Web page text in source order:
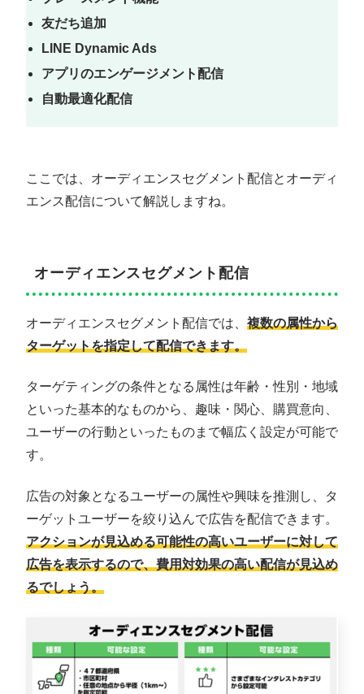
友だち追加
LINE Dynamic Ads
アプリのエンゲージメント配信
自動最適化配信
ここでは、オーディエンスセグメント配信とオーディ
エンス配信について解説しますね。
オーディエンスセグメント配信
オーディエンスセグメント配信では、 複数の属性から
ターゲットを指定して配信できます。
ターゲティングの条件となる属性は年齢・性別・地域
といった基本的なものから、趣味・関心、購買意向、
ユーザーの行動といったものまで幅広く設定が可能で
す。
広告の対象となるユーザーの属性や興味を推測し、タ
ーゲットユーザーを絞り込んで広告を配信できます。
アクションが見込める可能性の高いユーザーに対して
広告を表示するので、費用対効果の高い配信が見込め
るでしょう。